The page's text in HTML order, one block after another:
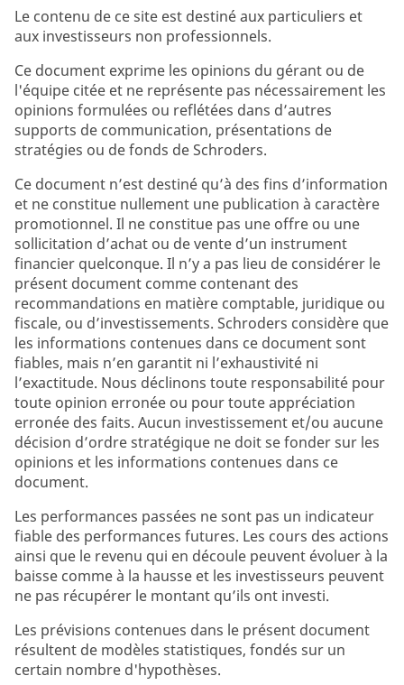
Le contenu de ce site est destiné aux particuliers et
aux investisseurs non professionnels.
Ce document exprime les opinions du gérant ou de
l'équipe citée et ne représente pas nécessairement les
opinions formulées ou reflétées dans d’autres
supports de communication, présentations de
stratégies ou de fonds de Schroders.
Ce document n’est destiné qu’à des fins d’information
et ne constitue nullement une publication à caractère
promotionnel. Il ne constitue pas une offre ou une
sollicitation d’achat ou de vente d’un instrument
financier quelconque. Il n’y a pas lieu de considérer le
présent document comme contenant des
recommandations en matière comptable, juridique ou
fiscale, ou d’investissements. Schroders considère que
les informations contenues dans ce document sont
fiables, mais n’en garantit ni l’exhaustivité ni
l’exactitude. Nous déclinons toute responsabilité pour
toute opinion erronée ou pour toute appréciation
erronée des faits. Aucun investissement et/ou aucune
décision d’ordre stratégique ne doit se fonder sur les
opinions et les informations contenues dans ce
document.
Les performances passées ne sont pas un indicateur
fiable des performances futures. Les cours des actions
ainsi que le revenu qui en découle peuvent évoluer à la
baisse comme à la hausse et les investisseurs peuvent
ne pas récupérer le montant qu’ils ont investi.
Les prévisions contenues dans le présent document
résultent de modèles statistiques, fondés sur un
certain nombre d'hypothèses.